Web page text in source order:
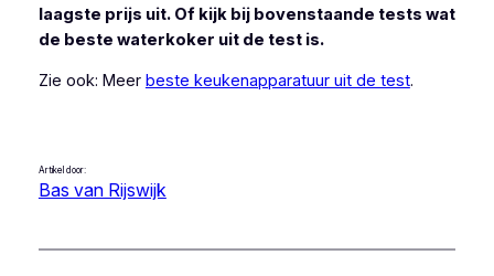
laagste prijs uit. Of kijk bij bovenstaande tests wat
de beste waterkoker uit de test is.
Zie ook: Meer beste keukenapparatuur uit de test.
Artikel door:
Bas van Rijswijk